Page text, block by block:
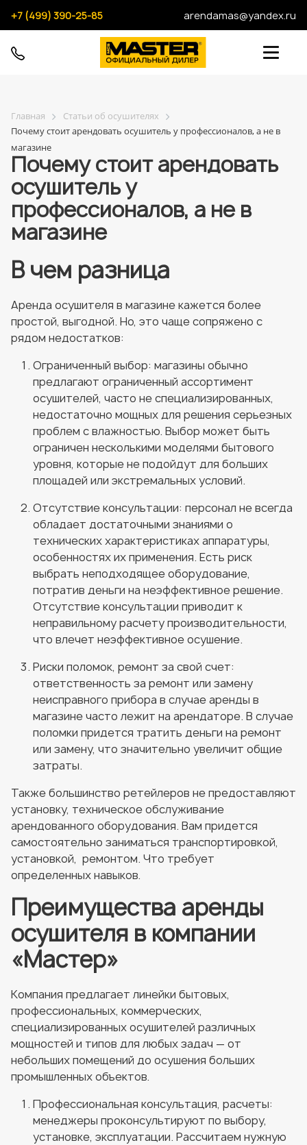
+7 (499) 390-25-85 arendamas@yandex.ru
Главная
Статьи об осушителях
Почему стоит арендовать осушитель у профессионалов, а не в
магазине
Почему стоит арендовать
осушитель у
профессионалов, а не в
магазине
В чем разница
Аренда осушителя в магазине кажется более
простой, выгодной. Но, это чаще сопряжено с
рядом недостатков:
Ограниченный выбор: магазины обычно
предлагают ограниченный ассортимент
осушителей, часто не специализированных,
недостаточно мощных для решения серьезных
проблем с влажностью. Выбор может быть
ограничен несколькими моделями бытового
уровня, которые не подойдут для больших
площадей или экстремальных условий.
Отсутствие консультации: персонал не всегда
обладает достаточными знаниями о
технических характеристиках аппаратуры,
особенностях их применения. Есть риск
выбрать неподходящее оборудование,
потратив деньги на неэффективное решение.
Отсутствие консультации приводит к
неправильному расчету производительности,
что влечет неэффективное осушение.
Риски поломок, ремонт за свой счет:
ответственность за ремонт или замену
неисправного прибора в случае аренды в
магазине часто лежит на арендаторе. В случае
поломки придется тратить деньги на ремонт
или замену, что значительно увеличит общие
затраты.
Также большинство ретейлеров не предоставляют
установку, техническое обслуживание
арендованного оборудования. Вам придется
самостоятельно заниматься транспортировкой,
установкой, ремонтом. Что требует
определенных навыков.
Преимущества аренды
осушителя в компании
«Мастер»
Компания предлагает линейки бытовых,
профессиональных, коммерческих,
специализированных осушителей различных
мощностей и типов для любых задач — от
небольших помещений до осушения больших
промышленных объектов.
Профессиональная консультация, расчеты:
менеджеры проконсультируют по выбору,
установке, эксплуатации. Рассчитаем нужную